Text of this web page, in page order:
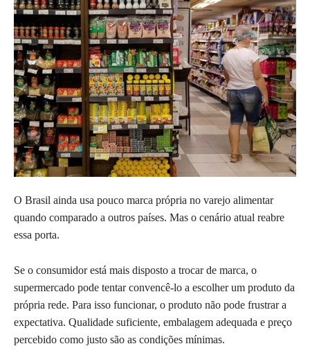
O Brasil ainda usa pouco marca própria no varejo alimentar
quando comparado a outros países. Mas o cenário atual reabre
essa porta.
Se o consumidor está mais disposto a trocar de marca, o
supermercado pode tentar convencê-lo a escolher um produto da
própria rede. Para isso funcionar, o produto não pode frustrar a
expectativa. Qualidade suficiente, embalagem adequada e preço
percebido como justo são as condições mínimas.